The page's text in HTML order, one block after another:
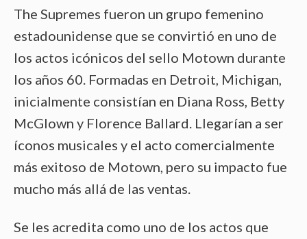
The Supremes fueron un grupo femenino
estadounidense que se convirtió en uno de
los actos icónicos del sello Motown durante
los años 60. Formadas en Detroit, Michigan,
inicialmente consistían en Diana Ross, Betty
McGlown y Florence Ballard. Llegarían a ser
íconos musicales y el acto comercialmente
más exitoso de Motown, pero su impacto fue
mucho más allá de las ventas.
Se les acredita como uno de los actos que